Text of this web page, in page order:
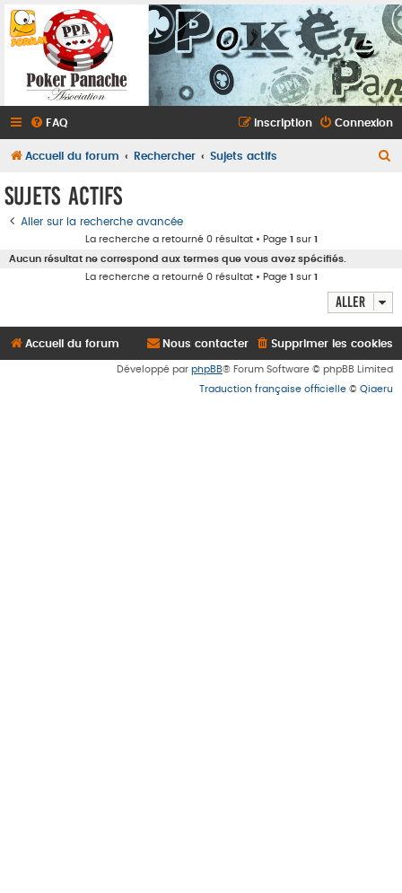
FAQ Connexion
Inscription
Accueil du forum Rechercher Sujets actifs
r
Sujets actifs
Aller sur la recherche avancée
La recherche a retourné 0 résultat • Page 1sur 1
Aucun résultat ne correspond aux termes que vous avez spécifiés.
La recherche a retourné 0 résultat • Page 1sur 1
Aller
Accueil du forum Supprimer les cookies
Nous contacter
Développé par phpBB® Forum Software © phpBB Limited
Traduction française officielle © Qiaeru